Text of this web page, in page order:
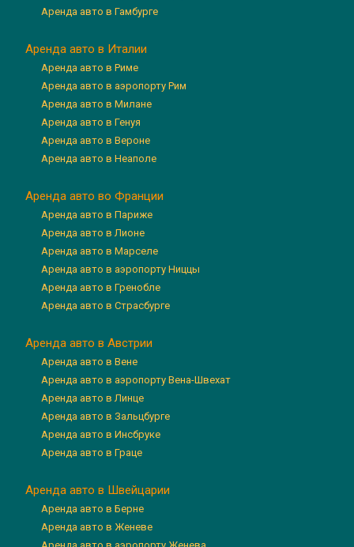
Аренда авто в Гамбурге
Аренда авто в Италии
Аренда авто в Риме
Аренда авто в аэропорту Рим
Аренда авто в Милане
Аренда авто в Генуя
Аренда авто в Вероне
Аренда авто в Неаполе
Аренда авто во Франции
Аренда авто в Париже
Аренда авто в Лионе
Аренда авто в Марселе
Аренда авто в аэропорту Ниццы
Аренда авто в Гренобле
Аренда авто в Страсбурге
Аренда авто в Австрии
Аренда авто в Вене
Аренда авто в аэропорту Вена-Швехат
Аренда авто в Линце
Аренда авто в Зальцбурге
Аренда авто в Инсбруке
Аренда авто в Граце
Аренда авто в Швейцарии
Аренда авто в Берне
Аренда авто в Женеве